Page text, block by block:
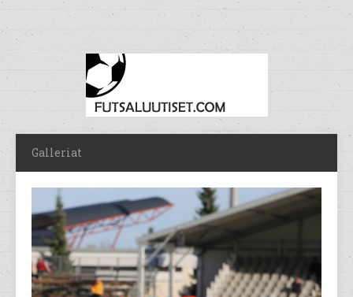
Galleriat